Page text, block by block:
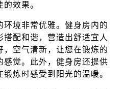
效果。
环境非常优雅。健身房内的
配和谐，营造出舒适宜人
，空气清新，让您在锻炼的
感觉。此外，健身房还提供
炼时感受到阳光的温暖。